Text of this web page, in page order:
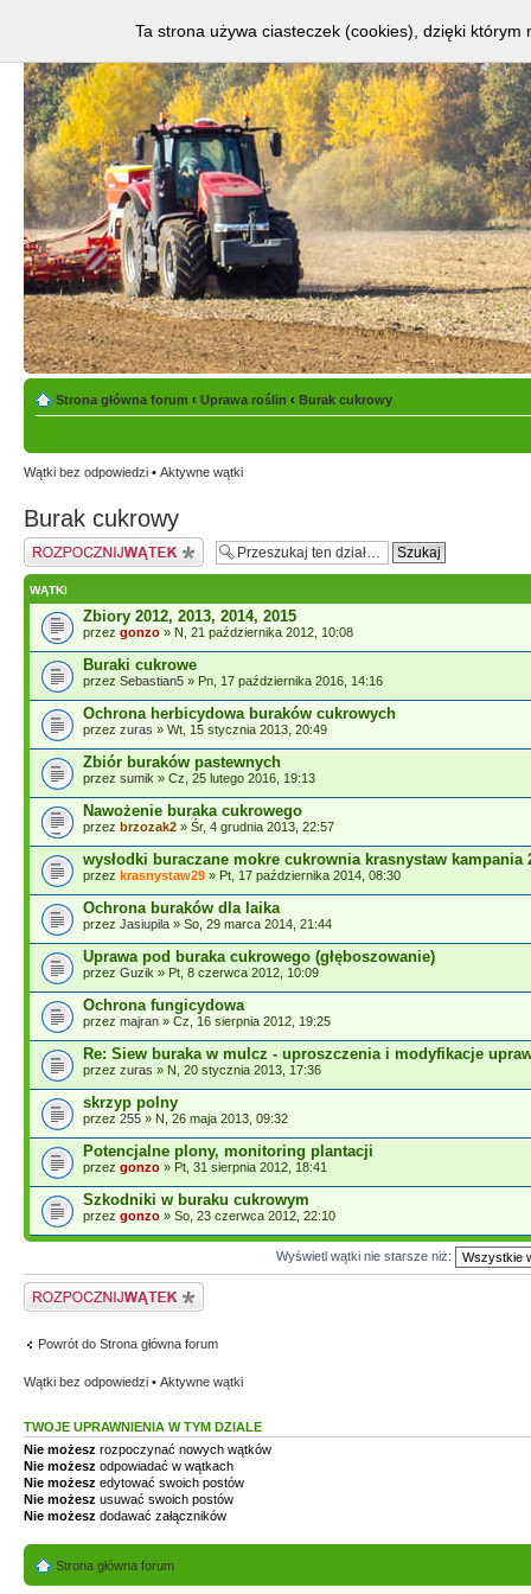
Strona główna forum ‹ Uprawa roślin ‹ Burak cukrowy
Wątki bez odpowiedzi • Aktywne wątki
Burak cukrowy
Napisz wątek
WĄTKI
Zbiory 2012, 2013, 2014, 2015
przez gonzo » N, 21 października 2012, 10:08
Buraki cukrowe
przez Sebastian5 » Pn, 17 października 2016, 14:16
Ochrona herbicydowa buraków cukrowych
przez zuras » Wt, 15 stycznia 2013, 20:49
Zbiór buraków pastewnych
przez sumik » Cz, 25 lutego 2016, 19:13
Nawożenie buraka cukrowego
przez brzozak2 » Śr, 4 grudnia 2013, 22:57
wysłodki buraczane mokre cukrownia krasnystaw kampania
przez krasnystaw29 » Pt, 17 października 2014, 08:30
Ochrona buraków dla laika
przez Jasiupila » So, 29 marca 2014, 21:44
Uprawa pod buraka cukrowego (głęboszowanie)
przez Guzik » Pt, 8 czerwca 2012, 10:09
Ochrona fungicydowa
przez majran » Cz, 16 sierpnia 2012, 19:25
Re: Siew buraka w mulcz - uproszczenia i modyfikacje
przez zuras » N, 20 stycznia 2013, 17:36
skrzyp polny
przez 255 » N, 26 maja 2013, 09:32
Potencjalne plony, monitoring plantacji
przez gonzo » Pt, 31 sierpnia 2012, 18:41
Szkodniki w buraku cukrowym
przez gonzo » So, 23 czerwca 2012, 22:10
Wyświetl wątki nie starsze niż:
Napisz wątek
Powrót do Strona główna forum
Wątki bez odpowiedzi • Aktywne wątki
TWOJE UPRAWNIENIA W TYM DZIALE
Nie możesz rozpoczynać nowych wątków
Nie możesz odpowiadać w wątkach
Nie możesz edytować swoich postów
Nie możesz usuwać swoich postów
Nie możesz dodawać załączników
Strona główna forum
Ta strona używa ciasteczek (cookies), dzięki którym